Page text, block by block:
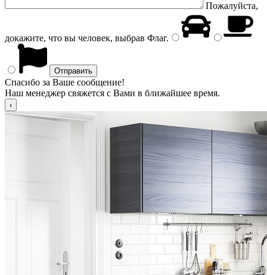
Пожалуйста,
докажите, что вы человек, выбрав Флаг.
Спасибо за Ваше сообщение!
Наш менеджер свяжется с Вами в ближайшее время.